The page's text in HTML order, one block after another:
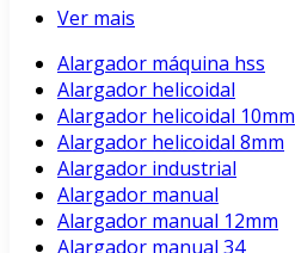
Ver mais
Alargador máquina hss
Alargador helicoidal
Alargador helicoidal 10mm
Alargador helicoidal 8mm
Alargador industrial
Alargador manual
Alargador manual 12mm
Alargador manual 34